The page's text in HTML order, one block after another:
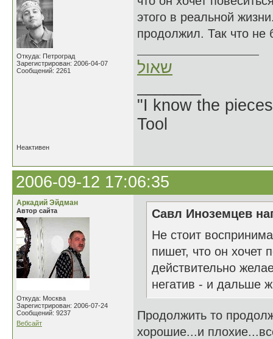
Откуда: Петроград
Зарегистрирован: 2006-04-07
Сообщений: 2261
этого в реальной
продолжил. Так что не
שאול
"I know the
Tool
Неактивен
2006-09-12 17:06:35
Аркадий Эйдман
Автор сайта
Откуда: Москва
Зарегистрирован: 2006-07-24
Сообщений: 9237
Вебсайт
Савл Иноземцев
Не стоит
пишет, что он хочет
действительно
негатив - и дальше
Продолжить то
хорошие...и